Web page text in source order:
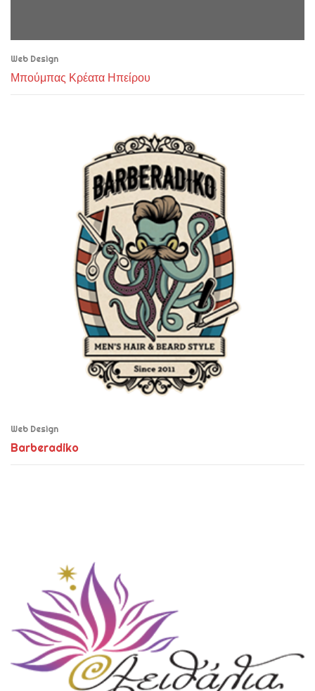
Web Design
Μπούμπας Κρέατα Ηπείρου
Web Design
Barberadiko